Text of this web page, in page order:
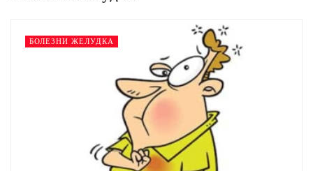
БОЛЕЗНИ ЖЕЛУДКА